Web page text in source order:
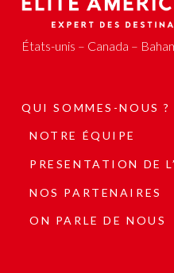
États-unis – Canada –
QUI SOMMES-NOUS ?
NOTRE ÉQUIPE
PRESENTATION DE
NOS PARTENAIRES
ON PARLE DE NOUS